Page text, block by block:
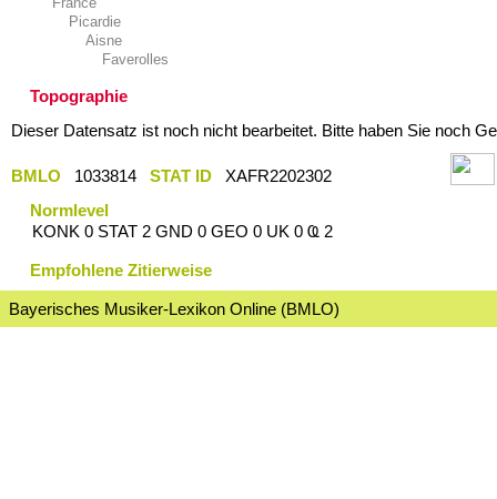
Picardie
Aisne
Faverolles
Topographie
Dieser Datensatz ist noch nicht bearbeitet. Bitte haben Sie noch
BMLO 1033814 STAT ID
XAFR2202302
Normlevel
KONK 0 STAT 2 GND 0 GEO 0 UK 0 Ҩ 2
Empfohlene Zitierweise
Bayerisches Musiker-Lexikon Online (BMLO)